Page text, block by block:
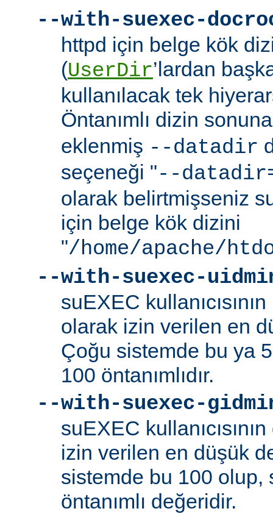
--with-suexec-
httpd için belge kök
(UserDir’lardan
kullanılacak tek
Öntanımlı dizin
eklenmiş --datadir
seçeneği "--
olarak belirtmişseniz
için belge kök dizini
"/home/apache/
--with-suexec-
suEXEC
olarak izin verilen en
Çoğu sistemde bu ya
100 öntanımlıdır.
--with-suexec-
suEXEC
izin verilen en düşük
sistemde bu 100 olup,
öntanımlı değeridir.